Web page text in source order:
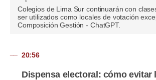
Colegios de Lima Sur continuarán con
ser utilizados como locales de votación
Composición Gestión - ChatGPT.
20:56
Dispensa electoral: cómo evitar